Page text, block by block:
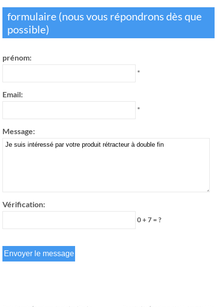
formulaire (nous vous répondrons dès que
possible)
prénom:
*
Email:
*
Message:
Vérification:
0 + 7 = ?